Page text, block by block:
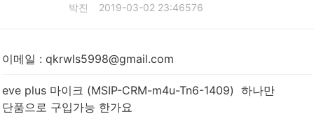
박진
2019-03-02 23:46576
이메일 : qkrwls5998@gmail.com
eve plus 마이크 (MSIP-CRM-m4u-Tn6-1409) 하나만
단품으로 구입가능 한가요